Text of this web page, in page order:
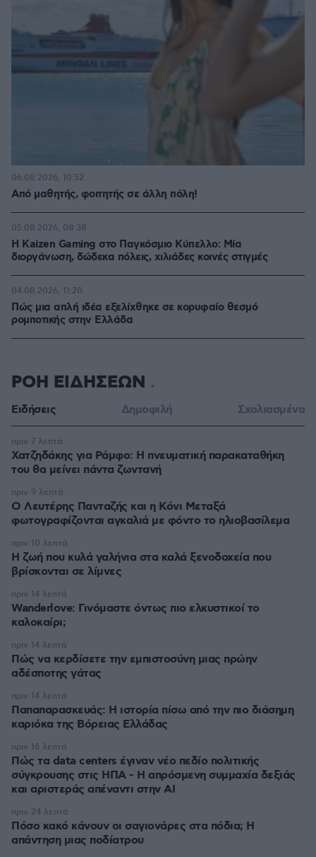
Από μαθητής, φοιτητής σε άλλη πόλη!
06.08.2026, 10:52
H Kaizen Gaming στο Παγκόσμιο Kύπελλο: Μία
διοργάνωση, δώδεκα πόλεις, χιλιάδες κοινές στιγμές
05.08.2026, 08:38
Πώς μια απλή ιδέα εξελίχθηκε σε κορυφαίο θεσμό
ρομποτικής στην Ελλάδα
04.08.2026, 11:20
ΡΟΗ ΕΙΔΗΣΕΩΝ
Ειδήσεις Δημοφιλή Σχολιασμένα
Χατζηδάκης για Ράμφο: Η πνευματική παρακαταθήκη
του θα μείνει πάντα ζωντανή
πριν 7 λεπτά
Ο Λευτέρης Πανταζής και η Κόνι Μεταξά
φωτογραφίζονται αγκαλιά με φόντο το ηλιοβασίλεμα
πριν 9 λεπτά
Η ζωή που κυλά γαλήνια στα καλά ξενοδοχεία που
βρίσκονται σε λίμνες
πριν 10 λεπτά
Wanderlove: Γινόμαστε όντως πιο ελκυστικοί το
καλοκαίρι;
πριν 14 λεπτά
Πώς να κερδίσετε την εμπιστοσύνη μιας πρώην
αδέσποτης γάτας
πριν 14 λεπτά
Παπαπαρασκευάς: Η ιστορία πίσω από την πιο διάσημη
καριόκα της Βόρειας Ελλάδας
πριν 14 λεπτά
Πώς τα data centers έγιναν νέο πεδίο πολιτικής
σύγκρουσης στις ΗΠΑ - Η απρόσμενη συμμαχία δεξιάς
και αριστεράς απέναντι στην AI
πριν 16 λεπτά
Πόσο κακό κάνουν οι σαγιονάρες στα πόδια; Η
απάντηση μιας ποδίατρου
πριν 24 λεπτά